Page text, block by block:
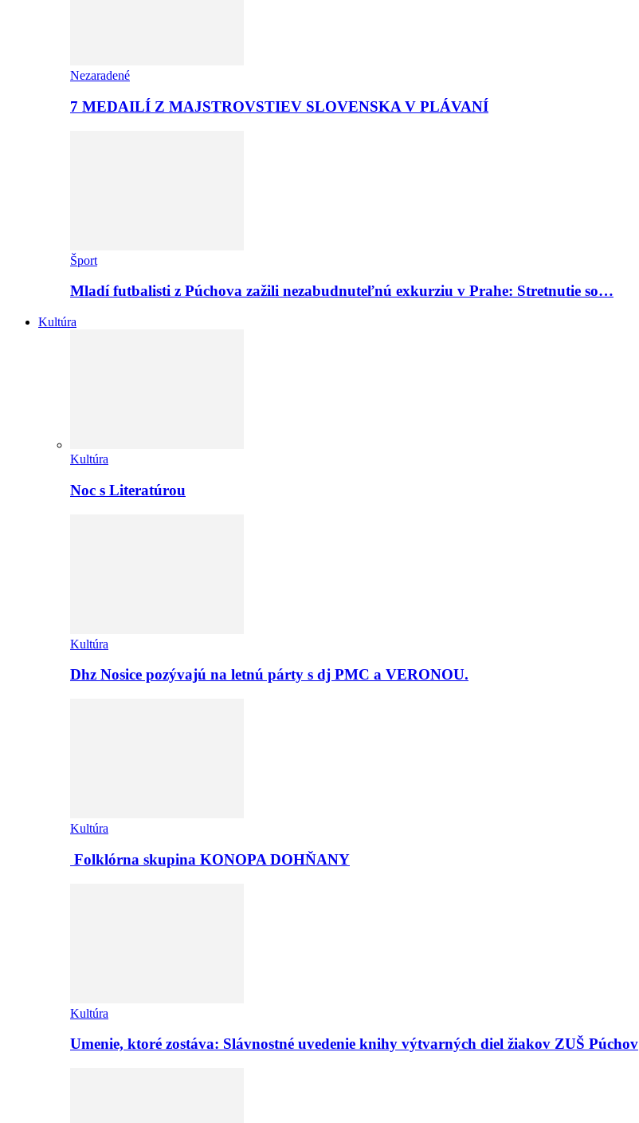
Nezaradené
7 MEDAILÍ Z MAJSTROVSTIEV SLOVENSKA V PLÁVANÍ
Šport
Mladí futbalisti z Púchova zažili nezabudnuteľnú exkurziu v Prahe: Stretnutie so…
Kultúra
Kultúra
Noc s Literatúrou
Kultúra
Dhz Nosice pozývajú na letnú párty s dj PMC a VERONOU.
Kultúra
Folklórna skupina KONOPA DOHŇANY
Kultúra
Umenie, ktoré zostáva: Slávnostné uvedenie knihy výtvarných diel žiakov ZUŠ Púchov